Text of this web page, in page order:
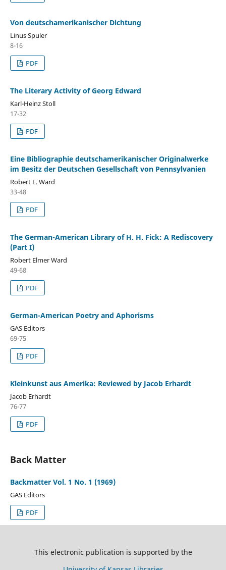
Von deutschamerikanischer Dichtung
Linus Spuler
8-16
PDF
The Literary Activity of Georg Edward
Karl-Heinz Stoll
17-32
PDF
Eine Bibliographie deutschamerikanischer Originalwerke
im Besitz der Deutschen Gesellschaft von Pennsylvanien
Robert E. Ward
33-48
PDF
The German-American Library of H. H. Fick: A Rediscovery
(Part I)
Robert Elmer Ward
49-68
PDF
German-American Poetry and Aphorisms
GAS Editors
69-75
PDF
Kleinkunst aus Amerika: Reviewed by Jacob Erhardt
Jacob Erhardt
76-77
PDF
Back Matter
Backmatter Vol. 1 No. 1 (1969)
GAS Editors
PDF
This electronic publication is supported by the